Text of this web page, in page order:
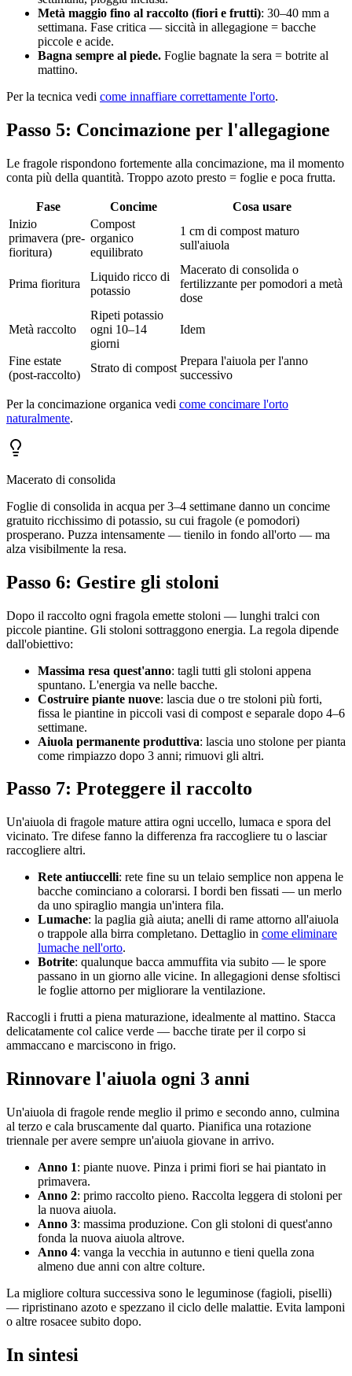
Metà maggio fino al raccolto (fiori e frutti): 30–40 mm a
settimana. Fase critica — siccità in allegagione = bacche
piccole e acide.
Bagna sempre al piede. Foglie bagnate la sera = botrite al
mattino.
Per la tecnica vedi come innaffiare correttamente l'orto.
Passo 5: Concimazione per l'allegagione
Le fragole rispondono fortemente alla concimazione, ma il momento
conta più della quantità. Troppo azoto presto = foglie e poca frutta.
Fase Concime
Cosa usare
Inizio
primavera (pre-
fioritura)
Compost
organico
equilibrato
1 cm di compost maturo
sull'aiuola
Prima fioritura
Liquido ricco di
potassio
Macerato di consolida o
fertilizzante per pomodori a metà
dose
Metà raccolto
Ripeti potassio
ogni 10–14
giorni
Idem
Fine estate
(post-raccolto)
Strato di compost
Prepara l'aiuola per l'anno
successivo
Per la concimazione organica vedi come concimare l'orto
naturalmente.
Macerato di consolida
Foglie di consolida in acqua per 3–4 settimane danno un concime
gratuito ricchissimo di potassio, su cui fragole (e pomodori)
prosperano. Puzza intensamente — tienilo in fondo all'orto — ma
alza visibilmente la resa.
Passo 6: Gestire gli stoloni
Dopo il raccolto ogni fragola emette stoloni — lunghi tralci con
piccole piantine. Gli stoloni sottraggono energia. La regola dipende
dall'obiettivo:
Massima resa quest'anno: tagli tutti gli stoloni appena
spuntano. L'energia va nelle bacche.
Costruire piante nuove: lascia due o tre stoloni più forti,
fissa le piantine in piccoli vasi di compost e separale dopo 4–6
settimane.
Aiuola permanente produttiva: lascia uno stolone per pianta
come rimpiazzo dopo 3 anni; rimuovi gli altri.
Passo 7: Proteggere il raccolto
Un'aiuola di fragole mature attira ogni uccello, lumaca e spora del
vicinato. Tre difese fanno la differenza fra raccogliere tu o lasciar
raccogliere altri.
Rete antiuccelli: rete fine su un telaio semplice non appena le
bacche cominciano a colorarsi. I bordi ben fissati — un merlo
da uno spiraglio mangia un'intera fila.
Lumache: la paglia già aiuta; anelli di rame attorno all'aiuola
o trappole alla birra completano. Dettaglio in come eliminare
lumache nell'orto.
Botrite: qualunque bacca ammuffita via subito — le spore
passano in un giorno alle vicine. In allegagioni dense sfoltisci
le foglie attorno per migliorare la ventilazione.
Raccogli i frutti a piena maturazione, idealmente al mattino. Stacca
delicatamente col calice verde — bacche tirate per il corpo si
ammaccano e marciscono in frigo.
Rinnovare l'aiuola ogni 3 anni
Un'aiuola di fragole rende meglio il primo e secondo anno, culmina
al terzo e cala bruscamente dal quarto. Pianifica una rotazione
triennale per avere sempre un'aiuola giovane in arrivo.
Anno 1: piante nuove. Pinza i primi fiori se hai piantato in
primavera.
Anno 2: primo raccolto pieno. Raccolta leggera di stoloni per
la nuova aiuola.
Anno 3: massima produzione. Con gli stoloni di quest'anno
fonda la nuova aiuola altrove.
Anno 4: vanga la vecchia in autunno e tieni quella zona
almeno due anni con altre colture.
La migliore coltura successiva sono le leguminose (fagioli, piselli)
— ripristinano azoto e spezzano il ciclo delle malattie. Evita lamponi
o altre rosacee subito dopo.
In sintesi